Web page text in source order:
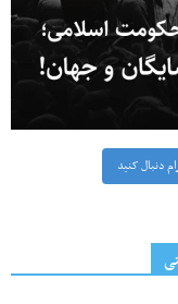
دنبال کنید